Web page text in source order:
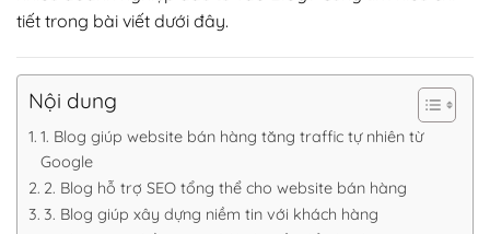
tiết trong bài viết dưới đây.
Nội dung
1. Blog giúp website bán hàng tăng traffic tự nhiên từ
Google
2. Blog hỗ trợ SEO tổng thể cho website bán hàng
3. Blog giúp xây dựng niềm tin với khách hàng